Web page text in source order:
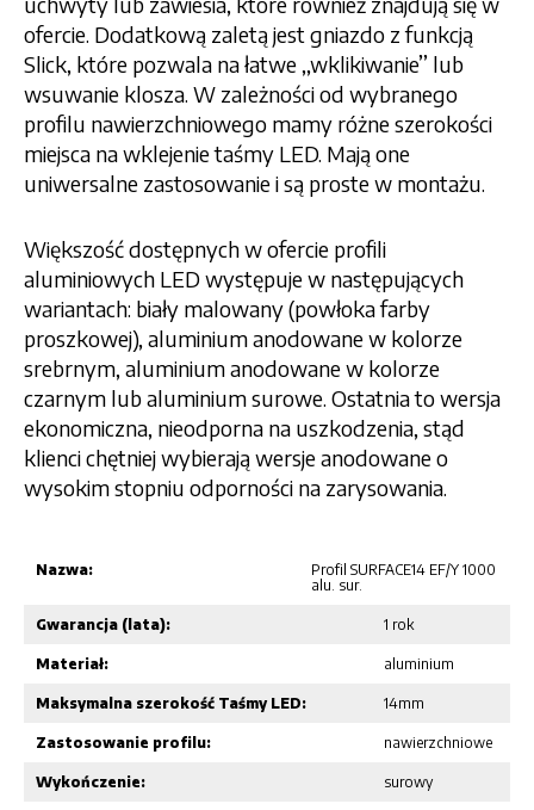
ofercie. Dodatkową zaletą jest gniazdo z funkcją
Slick, które pozwala na łatwe ‚‚wklikiwanie’’ lub
wsuwanie klosza. W zależności od wybranego
profilu nawierzchniowego mamy różne szerokości
miejsca na wklejenie taśmy LED. Mają one
uniwersalne zastosowanie i są proste w montażu.
Większość dostępnych w ofercie profili
aluminiowych LED występuje w następujących
wariantach: biały malowany (powłoka farby
proszkowej), aluminium anodowane w kolorze
srebrnym, aluminium anodowane w kolorze
czarnym lub aluminium surowe. Ostatnia to wersja
ekonomiczna, nieodporna na uszkodzenia, stąd
klienci chętniej wybierają wersje anodowane o
wysokim stopniu odporności na zarysowania.
Nazwa:
Profil SURFACE14 EF/Y 1000
alu. sur.
Gwarancja (lata): 1 rok
Materiał: aluminium
Maksymalna szerokość Taśmy LED: 14mm
Zastosowanie profilu: nawierzchniowe
Wykończenie: surowy